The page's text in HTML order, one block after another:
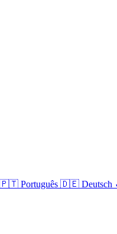
🇵🇹 Português 🇩🇪 Deutsch